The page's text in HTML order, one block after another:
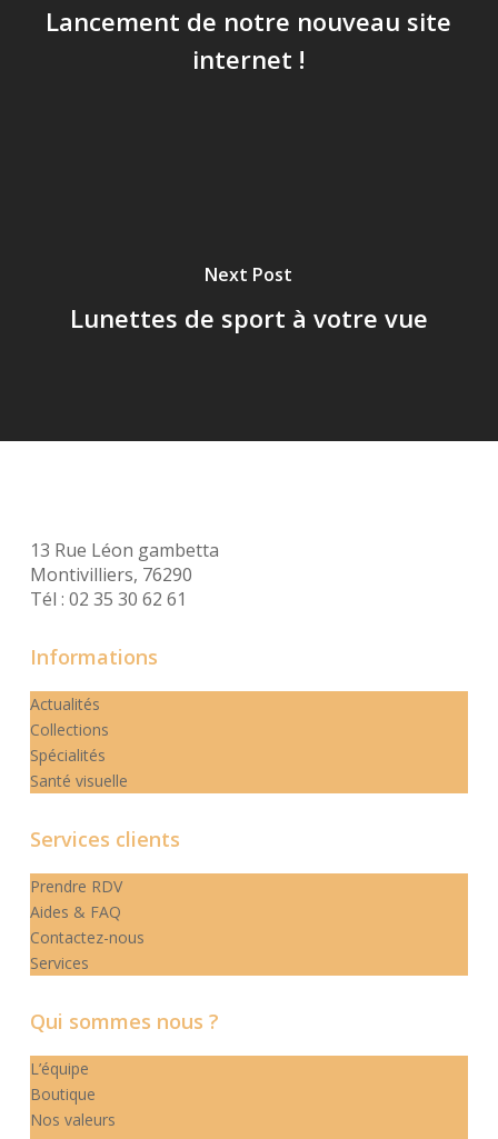
Lancement de notre nouveau site
internet !
Next Post
Lunettes de sport à votre vue
13 Rue Léon gambetta
Montivilliers, 76290
Tél : 02 35 30 62 61
Informations
Actualités
Collections
Spécialités
Santé visuelle
Services clients
Prendre RDV
Aides & FAQ
Contactez-nous
Services
Qui sommes nous ?
L’équipe
Boutique
Nos valeurs